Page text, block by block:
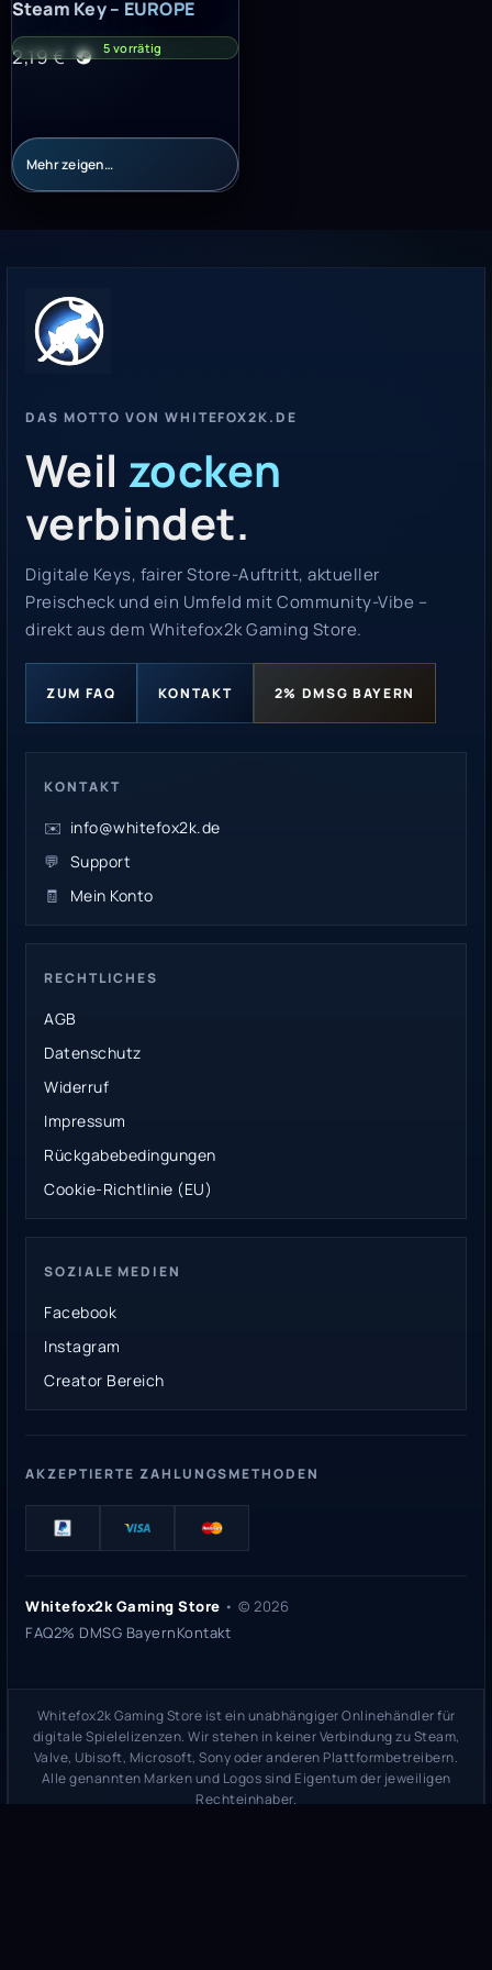
Steam Key – EUROPE
2,19€ 5 vorrätig
Mehr zeigen…
DAS MOTTO VON WHITEFOX2K.DE
Weil zocken
verbindet.
Digitale Keys, fairer Store-Auftritt, aktueller
Preischeck und ein Umfeld mit Community-Vibe –
direkt aus dem Whitefox2k Gaming Store.
ZUM FAQ KONTAKT 2% DMSG BAYERN
KONTAKT
✉️ info@whitefox2k.de
💬 Support
🧾
Mein Konto
RECHTLICHES
AGB
Datenschutz
Widerruf
Impressum
Rückgabebedingungen
Cookie-Richtlinie (EU)
SOZIALE MEDIEN
Facebook
Instagram
Creator Bereich
AKZEPTIERTE ZAHLUNGSMETHODEN
Whitefox2k Gaming Store • © 2026
FAQ2% DMSG BayernKontakt
Whitefox2k Gaming Store ist ein unabhängiger Onlinehändler für
digitale Spielelizenzen. Wir stehen in keiner Verbindung zu Steam,
Valve, Ubisoft, Microsoft, Sony oder anderen Plattformbetreibern.
Alle genannten Marken und Logos sind Eigentum der jeweiligen
Rechteinhaber.